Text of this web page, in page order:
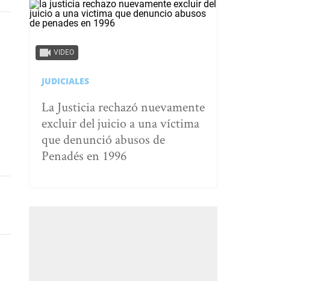
VIDEO
JUDICIALES
La Justicia rechazó nuevamente
excluir del juicio a una víctima
que denunció abusos de
Penadés en 1996